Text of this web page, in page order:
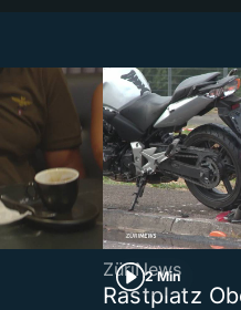
2 Min
ZüriNews
Rastplatz